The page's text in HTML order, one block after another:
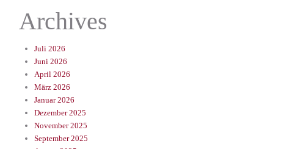
Archives
Juli 2026
Juni 2026
April 2026
März 2026
Januar 2026
Dezember 2025
November 2025
September 2025